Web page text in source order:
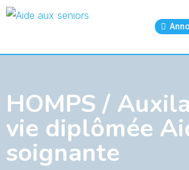
Skip
HOMPS /
vie diplômée
soignante